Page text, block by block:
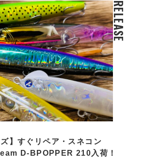
RELEASE
ズ】すぐリペア・スネコン
D-BPOPPER 210入荷！